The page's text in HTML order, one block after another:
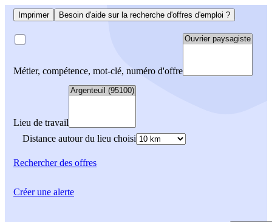
Imprimer Besoin d'aide sur la recherche d'offres d'emploi ?
Métier, compétence, mot-clé, numéro d'offre
Lieu de travail
Distance autour du lieu choisi
Rechercherdes offres
Créer une alerte